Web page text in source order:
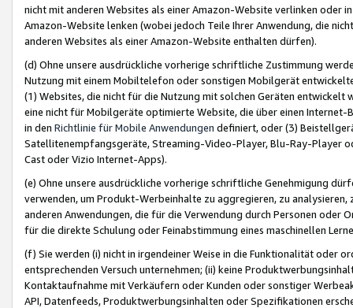
nicht mit anderen Websites als einer Amazon-Website verlinken oder
Amazon-Website lenken (wobei jedoch Teile Ihrer Anwendung, die
anderen Websites als einer Amazon-Website enthalten dürfen).
(d) Ohne unsere ausdrückliche vorherige schriftliche Zustimmung
Nutzung mit einem Mobiltelefon oder sonstigen Mobilgerät
(1) Websites, die nicht für die Nutzung mit solchen Geräten
eine nicht für Mobilgeräte optimierte Website, die über einen
in den Richtlinie für Mobile Anwendungen definiert, oder (3)
Satellitenempfangsgeräte, Streaming-Video-Player, Blu-Ray-Player
Cast oder Vizio Internet-Apps).
(e) Ohne unsere ausdrückliche vorherige schriftliche Genehmigung
verwenden, um Produkt-Werbeinhalte zu aggregieren, zu
anderen Anwendungen, die für die Verwendung durch Personen
für die direkte Schulung oder Feinabstimmung eines maschinellen
(f) Sie werden (i) nicht in irgendeiner Weise in die Funktionalität oder
entsprechenden Versuch unternehmen; (ii) keine
Kontaktaufnahme mit Verkäufern oder Kunden oder sonstiger
API, Datenfeeds, Produktwerbungsinhalten oder Spezifikationen